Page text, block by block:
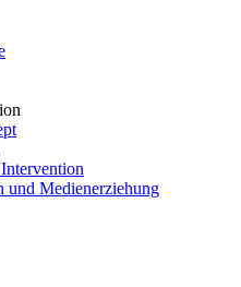
und Medienerziehung